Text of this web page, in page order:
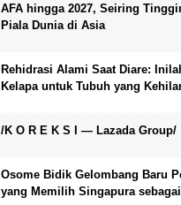
AFA hingga 2027, Seiring
Piala Dunia di Asia
Rehidrasi Alami Saat Diare:
Kelapa untuk Tubuh yang
/K O R E K S I — Lazada Group/
Osome Bidik Gelombang Baru
yang Memilih Singapura